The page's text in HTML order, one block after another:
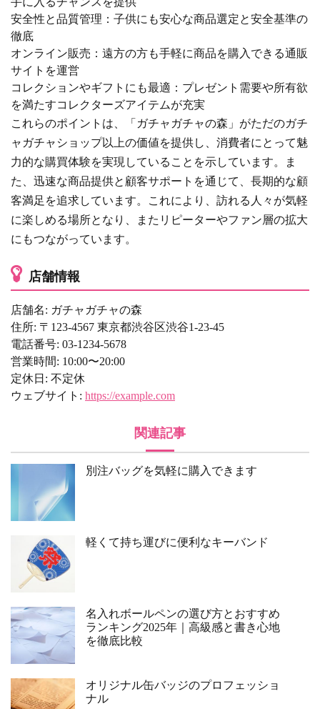
安全性と品質管理：子供にも安心な商品選定と安全基準の
徹底
オンライン販売：遠方の方も手軽に商品を購入できる通販
サイトを運営
コレクションやギフトにも最適：プレゼント需要や所有欲
を満たすコレクターズアイテムが充実
これらのポイントは、「ガチャガチャの森」がただのガチ
ャガチャショップ以上の価値を提供し、消費者にとって魅
力的な購買体験を実現していることを示しています。ま
た、迅速な商品提供と顧客サポートを通じて、長期的な顧
客満足を追求しています。これにより、訪れる人々が気軽
に楽しめる場所となり、またリピーターやファン層の拡大
にもつながっています。
店舗情報
店舗名: ガチャガチャの森
住所: 〒123-4567 東京都渋谷区渋谷1-23-45
電話番号: 03-1234-5678
営業時間: 10:00〜20:00
定休日: 不定休
ウェブサイト: https://example.com
関連記事
別注バッグを気軽に購入できます
軽くて持ち運びに便利なキーバンド
名入れボールペンの選び方とおすすめ
ランキング2025年｜高級感と書き心地
を徹底比較
オリジナル缶バッジのプロフェッショ
ナル